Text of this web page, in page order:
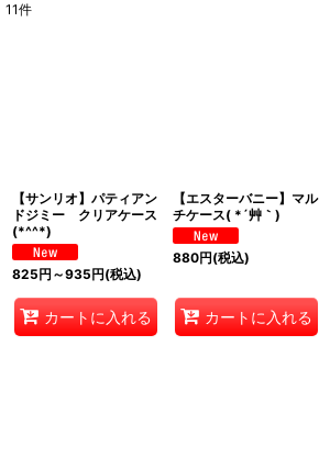
絞り込む
11件
【サンリオ】パティアン
ドジミー クリアケース
(*^^*)
825円 ～935円(税込)
カートに入れる
【エスターバニー】マル
チケース( *´艸｀)
880円(税込)
カートに入れる